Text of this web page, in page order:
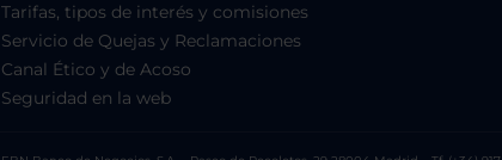
Tarifas, tipos de interés y comisiones
Servicio de Quejas y Reclamaciones
Canal Ético y de Acoso
Seguridad en la web